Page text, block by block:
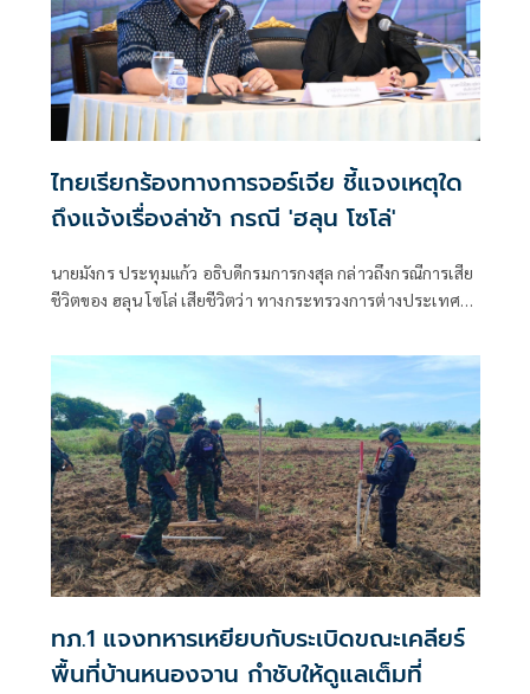
ไทยเรียกร้องทางการจอร์เจีย ชี้แจงเหตุใด
ถึงแจ้งเรื่องล่าช้า กรณี 'ฮลุน โซโล่'
นายมังกร ประทุมแก้ว อธิบดีกรมการกงสุล กล่าวถึงกรณีการเสีย
ชีวิตของ ฮลุน โซโล่ เสียชีวิตว่า ทางกระทรวงการต่างประเทศ
พวงเกตุแก้ว รองนายกฯ และ รมว.ต่างประเทศ จะหาโอกาสพูด
คุยกับครอบครัวผู้สูญเสียอีกครั้งหนึ่ง
ทภ.1 แจงทหารเหยียบกับระเบิดขณะเคลียร์
พื้นที่บ้านหนองจาน กำชับให้ดูแลเต็มที่